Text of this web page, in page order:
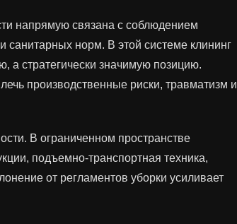
напрямую связана с соблюдением
санитарных норм. В этой системе клининг
а стратегически значимую позицию.
производственные риски, травматизм и
В ограниченном пространстве
подъемно-транспортная техника,
от регламентов уборки усиливает